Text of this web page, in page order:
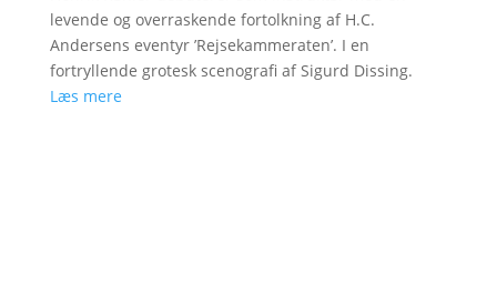
levende og overraskende fortolkning af H.C.
Andersens eventyr ’Rejsekammeraten’. I en
fortryllende grotesk scenografi af Sigurd Dissing.
Læs mere